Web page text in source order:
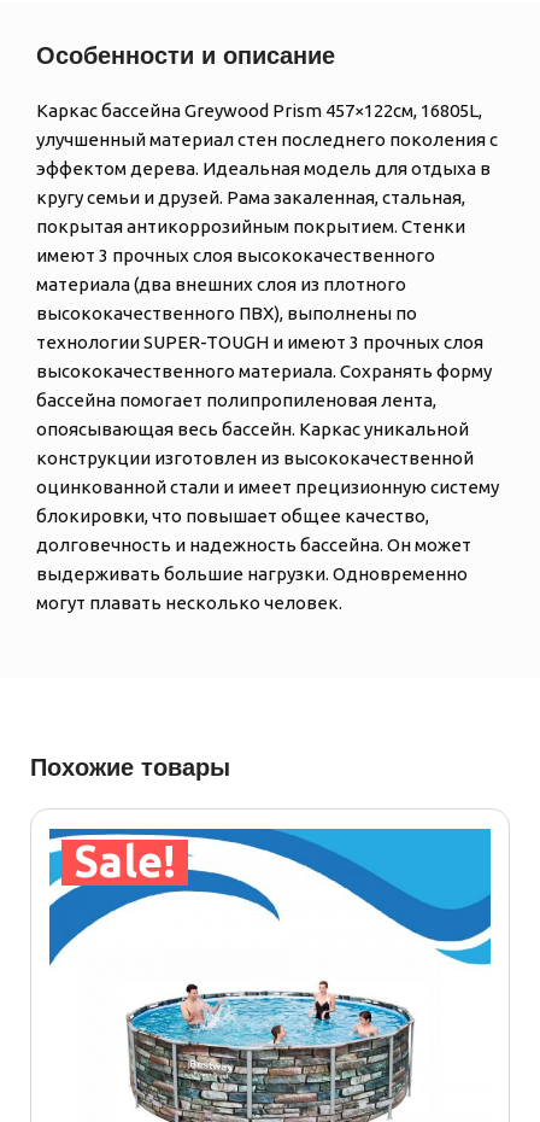
Особенности и описание
Каркас бассейна Greywood Prism 457×122см, 16805L,
улучшенный материал стен последнего поколения с
эффектом дерева. Идеальная модель для отдыха в
кругу семьи и друзей. Рама закаленная, стальная,
покрытая антикоррозийным покрытием. Стенки
имеют 3 прочных слоя высококачественного
материала (два внешних слоя из плотного
высококачественного ПВХ), выполнены по
технологии SUPER-TOUGH и имеют 3 прочных слоя
высококачественного материала. Сохранять форму
бассейна помогает полипропиленовая лента,
опоясывающая весь бассейн. Каркас уникальной
конструкции изготовлен из высококачественной
оцинкованной стали и имеет прецизионную систему
блокировки, что повышает общее качество,
долговечность и надежность бассейна. Он может
выдерживать большие нагрузки. Одновременно
могут плавать несколько человек.
Похожие товары
Sale!